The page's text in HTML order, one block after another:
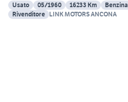
Usato
05/1960 16233 Km Benzina
Rivenditore LINK MOTORS ANCONA